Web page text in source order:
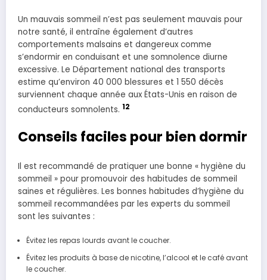
Un mauvais sommeil n’est pas seulement mauvais pour
notre santé, il entraîne également d’autres
comportements malsains et dangereux comme
s’endormir en conduisant et une somnolence diurne
excessive. Le Département national des transports
estime qu’environ 40 000 blessures et 1 550 décès
surviennent chaque année aux États-Unis en raison de
conducteurs somnolents. 12
Conseils faciles pour bien dormir
Il est recommandé de pratiquer une bonne « hygiène du
sommeil » pour promouvoir des habitudes de sommeil
saines et régulières. Les bonnes habitudes d’hygiène du
sommeil recommandées par les experts du sommeil
sont les suivantes :
Évitez les repas lourds avant le coucher.
Évitez les produits à base de nicotine, l’alcool et le café avant
le coucher.